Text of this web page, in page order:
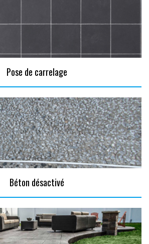
Pose de carrelage
Béton désactivé